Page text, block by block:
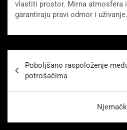
vlastiti prostor. Mirna atmosfera
garantiraju pravi odmor i uživanje.
Poboljšano raspoloženje
potrošačima